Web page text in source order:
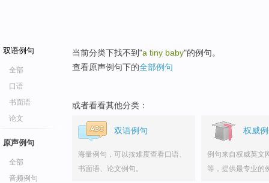
双语例句
全部
口语
书面语
论文
原声例句
全部
音频例句
当前分类下找不到"a tiny baby"的例句。
查看原声例句下的全部例句
或者看看其他分类：
双语例句
海量例句，可以按难度查看口语、
书面语、论文例句。
权威
例句来自权威英文
等，提供最专业的